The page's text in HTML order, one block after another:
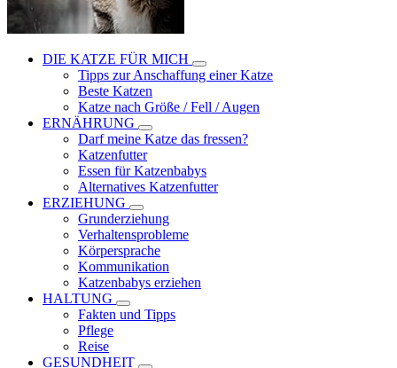
DIE KATZE FÜR MICH
Tipps zur Anschaffung einer Katze
Beste Katzen
Katze nach Größe / Fell / Augen
ERNÄHRUNG
Darf meine Katze das fressen?
Katzenfutter
Essen für Katzenbabys
Alternatives Katzenfutter
ERZIEHUNG
Grunderziehung
Verhaltensprobleme
Körpersprache
Kommunikation
Katzenbabys erziehen
HALTUNG
Fakten und Tipps
Pflege
Reise
GESUNDHEIT